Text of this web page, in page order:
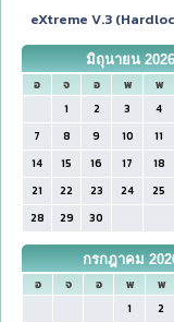
eXtreme V.3
มิถุนายน 2026
อ
จ อ พ พ
1
2 3 4
7
8 9 10 11
14
15 16 17 18
21
22 23 24 25
28
29 30
กรกฎาคม
อ
จ อ พ พ
1
2